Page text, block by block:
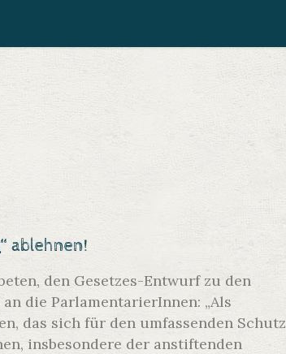
ablehnen!
den Gesetzes-Entwurf zu den
die ParlamentarierInnen: „Als
das sich für den umfassenden Schutz
insbesondere der anstiftenden